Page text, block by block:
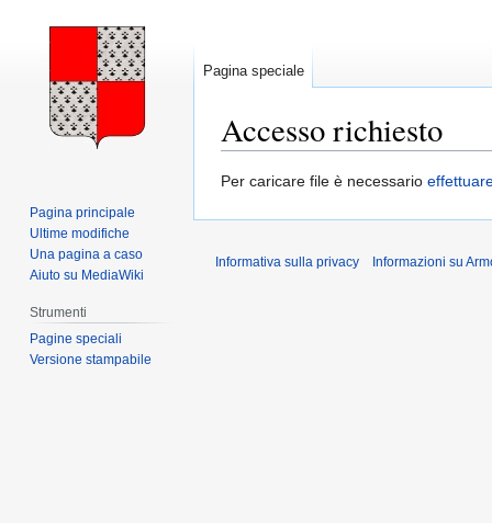
Accesso richiesto
Vai
Vai
Per caricare file è necessario
Pagina speciale
Pagina principale
Ultime modifiche
Una pagina a caso
Aiuto su MediaWiki
Strumenti
Pagine speciali
Versione stampabile
Informativa sulla privacy Informazioni su